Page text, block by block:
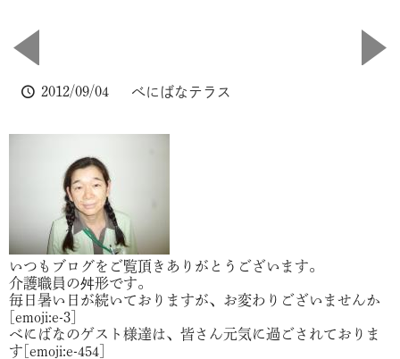
2012/09/04 べにばなテラス
いつもブログをご覧頂きありがとうございます。
介護職員の舛形です。
毎日暑い日が続いておりますが、お変わりございませんか
[emoji:e-3]
べにばなのゲスト様達は、皆さん元気に過ごされておりま
す[emoji:e-454]